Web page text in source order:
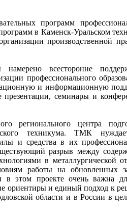
программ
в Каменск-Уральском
производственной
всесторонне
профессионального
и информационную
презентации, семинары и
регионального центра
техникума. ТМК
и средства в их
разрыв между
в металлургической
работы на обновленных
в этом проекте очень важна
ориентиры и единый подход к
области и в России в